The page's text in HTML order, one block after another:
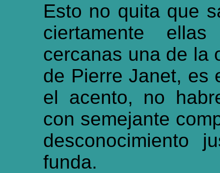
Esto no quita que
ciertamente
cercanas una de la
de Pierre Janet, es
el acento, no
con semejante
desconocimiento
funda.